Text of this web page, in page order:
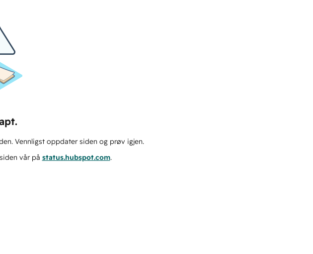
Vennligst oppdater siden og prøv igjen.
vår på status.hubspot.com.